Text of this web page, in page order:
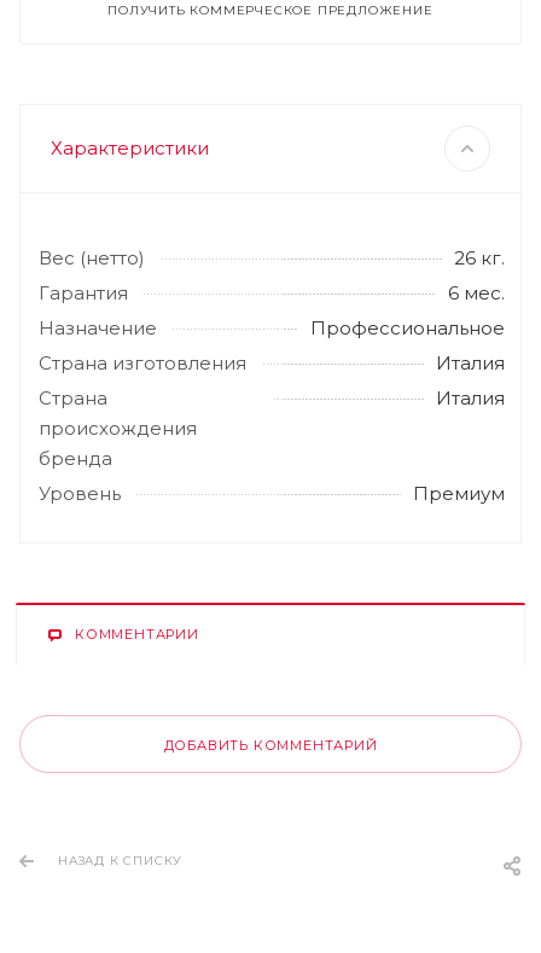
ПОЛУЧИТЬ КОММЕРЧЕСКОЕ ПРЕДЛОЖЕНИЕ
Характеристики
Вес (нетто)
26 кг.
Гарантия
6 мес.
Назначение
Профессиональное
Страна изготовления
Италия
Страна
происхождения
бренда
Италия
Уровень Премиум
КОММЕНТАРИИ
ДОБАВИТЬ КОММЕНТАРИЙ
НАЗАД К СПИСКУ